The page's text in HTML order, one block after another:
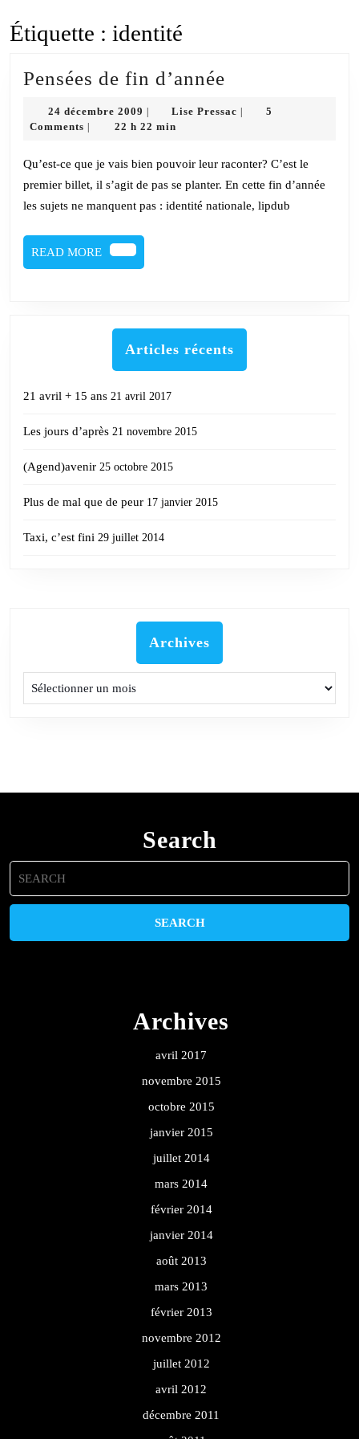
Étiquette : identité
Pensées de fin d’année
24 décembre 2009 24
décembre
Lise Pressac Lise
5
Comments
22 h 22 min
Qu’est-ce que je vais bien pouvoir leur raconter? C’est le
premier billet, il s’agit de pas se planter. En cette fin d’année
les sujets ne manquent pas : identité nationale, lipdub
READ MORE
READ
MORE
Articles récents
21 avril + 15 ans 21 avril 2017
Les jours d’après 21 novembre 2015
(Agend)avenir 25 octobre 2015
Plus de mal que de peur 17 janvier 2015
Taxi, c’est fini 29 juillet 2014
Archives
Search
Search
for:
Archives
avril 2017
novembre 2015
octobre 2015
janvier 2015
juillet 2014
mars 2014
février 2014
janvier 2014
août 2013
mars 2013
février 2013
novembre 2012
juillet 2012
avril 2012
décembre 2011